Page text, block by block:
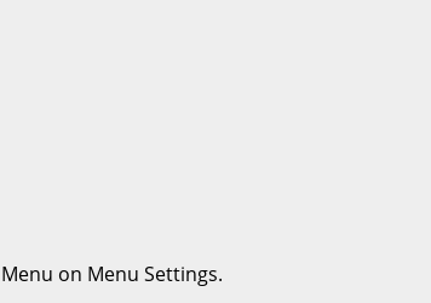
on Menu Settings.